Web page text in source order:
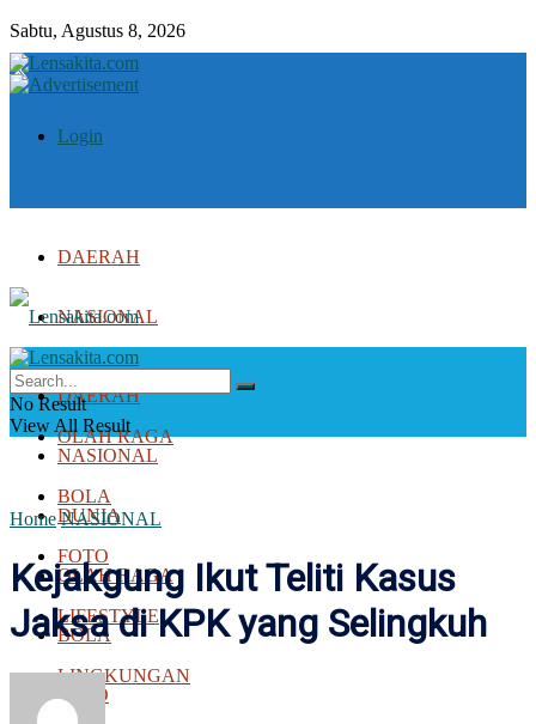
Sabtu, Agustus 8, 2026
Login
DAERAH
NASIONAL
DUNIA
OLAH RAGA
BOLA
FOTO
LIFESTYLE
LINGKUNGAN
DAERAH
NASIONAL
DUNIA
OLAH RAGA
BOLA
FOTO
No Result
View All Result
Home NASIONAL
Kejakgung Ikut Teliti Kasus
Jaksa di KPK yang Selingkuh